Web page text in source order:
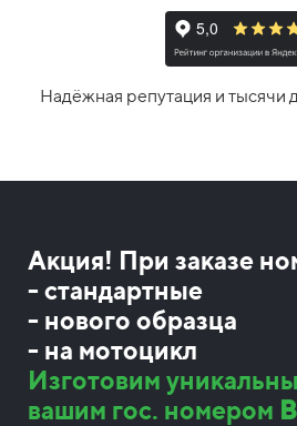
Надёжная репутация и тысячи
Акция! При заказе
- стандартные
- нового образца
- на мотоцикл
Изготовим
вашим гос. номером